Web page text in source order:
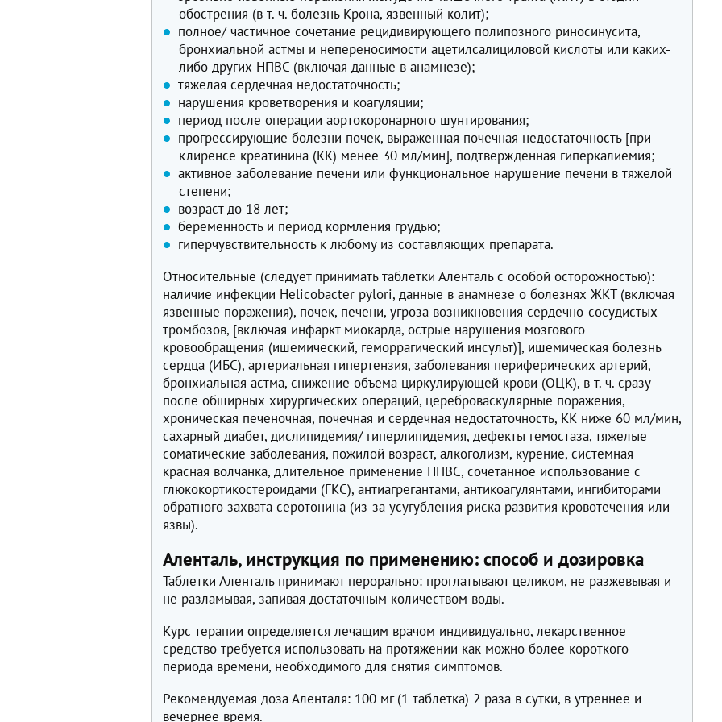
обострения (в т. ч. болезнь Крона, язвенный колит);
полное/ частичное сочетание рецидивирующего полипозного риносинусита,
бронхиальной астмы и непереносимости ацетилсалициловой кислоты или каких-
либо других НПВС (включая данные в анамнезе);
тяжелая сердечная недостаточность;
нарушения кроветворения и коагуляции;
период после операции аортокоронарного шунтирования;
прогрессирующие болезни почек, выраженная почечная недостаточность [при
клиренсе креатинина (КК) менее 30 мл/мин], подтвержденная гиперкалиемия;
активное заболевание печени или функциональное нарушение печени в тяжелой
степени;
возраст до 18 лет;
беременность и период кормления грудью;
гиперчувствительность к любому из составляющих препарата.
Относительные (следует принимать таблетки Аленталь с особой осторожностью):
наличие инфекции Helicobacter pylori, данные в анамнезе о болезнях ЖКТ (включая
язвенные поражения), почек, печени, угроза возникновения сердечно-сосудистых
тромбозов, [включая инфаркт миокарда, острые нарушения мозгового
кровообращения (ишемический, геморрагический инсульт)], ишемическая болезнь
сердца (ИБС), артериальная гипертензия, заболевания периферических артерий,
бронхиальная астма, снижение объема циркулирующей крови (ОЦК), в т. ч. сразу
после обширных хирургических операций, цереброваскулярные поражения,
хроническая печеночная, почечная и сердечная недостаточность, КК ниже 60 мл/мин,
сахарный диабет, дислипидемия/ гиперлипидемия, дефекты гемостаза, тяжелые
соматические заболевания, пожилой возраст, алкоголизм, курение, системная
красная волчанка, длительное применение НПВС, сочетанное использование с
глюкокортикостероидами (ГКС), антиагрегантами, антикоагулянтами, ингибиторами
обратного захвата серотонина (из-за усугубления риска развития кровотечения или
язвы).
Аленталь, инструкция по применению: способ и дозировка
Таблетки Аленталь принимают перорально: проглатывают целиком, не разжевывая и
не разламывая, запивая достаточным количеством воды.
Курс терапии определяется лечащим врачом индивидуально, лекарственное
средство требуется использовать на протяжении как можно более короткого
периода времени, необходимого для снятия симптомов.
Рекомендуемая доза Аленталя: 100 мг (1 таблетка) 2 раза в сутки, в утреннее и
вечернее время.